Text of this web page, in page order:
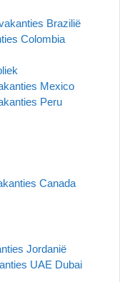
Brazilië
Colombia
Mexico
Peru
Canada
Jordanië
UAE Dubai